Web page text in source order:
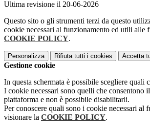
Ultima revisione il 20-06-2026
Questo sito o gli strumenti terzi da questo
cookie necessari al funzionamento ed utili alle
COOKIE POLICY.
Personalizza Rifiuta tutti i cookies Accetta
Gestione cookie
In questa schermata è possibile scegliere quali
I cookie necessari sono quelli che consentono
piattaforma e non è possibile disabilitarli.
Per conoscere quali sono i cookie necessari al
visionare la COOKIE POLICY.